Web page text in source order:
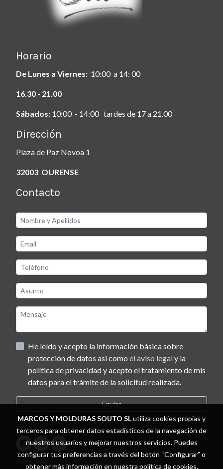
Horario
De Lunes a Viernes: 10:00 a 14: 00
16.30 - 21.00
Sábados: 10:00 - 14:00 tardes de 17 a 21.00
Dirección
Plaza de Paz Novoa 1
32003 OURENSE
Contacto
He leído y acepto la información básica sobre
protección de datos asi como el aviso legal y la
política de privacidad y acepto el tratamiento de mis
datos para el trámite de la solicitud realizada.
Enviar
Aviso legal
MARCOS Y MOLDURAS SOUTO SLutiliza cookies propias y
terceros para obtener datos estadísticos de la navegación de
nuestros usuarios y mejorar nuestros servicios. Puedes
configurar tus preferencias a través del botón “Configurar” o
obtener más información en nuestra política de cookies.